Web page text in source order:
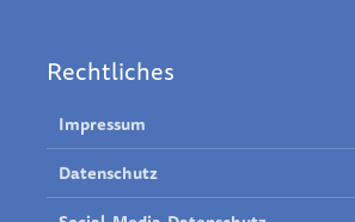
Rechtliches
Impressum
Datenschutz